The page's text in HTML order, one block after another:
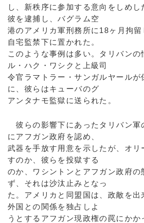
し、新秩序に参加する意向をしめ
彼を逮捕し、バグラム空
港のアメリカ軍刑務所に18ヶ月拘
自宅監禁下に置かれた。
このような事例は多い。タリバンの
ル・ハク・ワシクと上級司
令官ラマトラー・サンガルヤールが
に、彼らはキューバのグ
アンタナモ監獄に送られた。
彼らの影響下にあったタリバン軍
にアフガン政府を認め、
武器を手放す用意を示したが、オリ
すのか、彼らを投獄する
のか、ワシントンとアフガン政府の
ず、それは沙汰止みとなっ
た。アメリカと同盟国は、政敵を出
外国との関係を独占しよ
うとするアフガン現政権の罠にかか